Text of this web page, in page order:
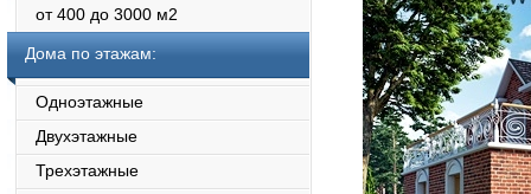
от 400 до 3000 м2
Дома по этажам:
Одноэтажные
Двухэтажные
Трехэтажные